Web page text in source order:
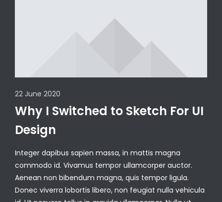
22 June 2020
Why I Switched to Sketch For UI
Design
Integer dapibus sapien massa, in mattis magna
commodo id. Vivamus tempor ullamcorper auctor.
Aenean non bibendum magna, quis tempor ligula.
Donec viverra lobortis libero, non feugiat nulla vehicula